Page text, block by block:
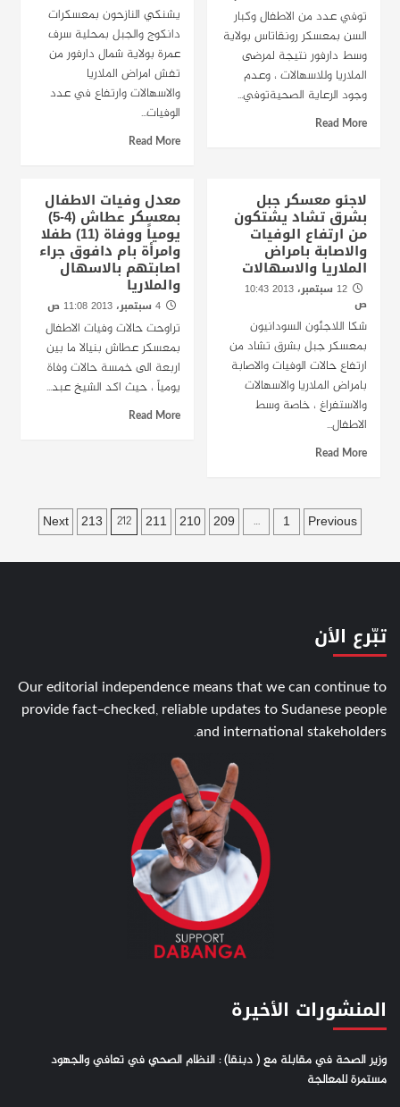
توفي عدد من الاطفال وكبار
السن بمعسكر رونقاتاس بولاية
وسط دارفور نتيجة لمرضى
الملاريا وللاسهالات ، وعدم
وجود الرعاية الصحيةتوفي...
Read More
يشنكي النازحون بمعسكرات
دانكوج والجبل بمحلية سرف
عمرة بولاية شمال دارفور من
تفش امراض الملاريا
والاسهالات وارتفاع في عدد
الوفيات...
Read More
لاجئو معسكر جبل
بشرق تشاد يشتكون
من ارتفاع الوفيات
والاصابة بامراض
الملاريا والاسهالات
12 سبتمبر، 2013 10:43
ص
شكا اللاجئون السودانيون
بمعسكر جبل بشرق تشاد من
ارتفاع حالات الوفيات والاصابة
بامراض الملاريا والاسهالات
والاستفراغ ، خاصة وسط
الاطفال...
Read More
معدل وفيات الاطفال
بمعسكر عطاش (4-5)
يومياً ووفاة (11) طفلا
وامرأة بام دافوق جراء
اصابتهم بالاسهال
والملاريا
4 سبتمبر، 2013 11:08 ص
تراوحت حالات وفيات الاطفال
بمعسكر عطاش بنيالا ما بين
اربعة الى خمسة حالات وفاة
يومياً ، حيث اكد الشيخ عبد...
Read More
Posts
pagination
Previous
1
…
209
210
211
212
213
Next
تبّرع الأن
Our editorial independence means that we can continue to
provide fact-checked, reliable updates to Sudanese people
and international stakeholders.
المنشورات الأخيرة
وزير الصحة في مقابلة مع ( دبنقا) : النظام الصحي في تعافي والجهود
مستمرة للمعالجة